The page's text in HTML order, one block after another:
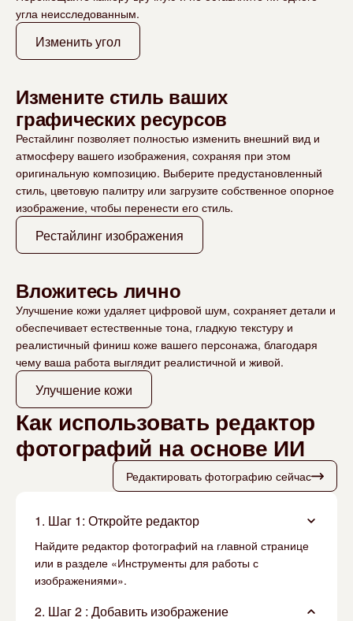
угла неисследованным.
Изменить угол
Измените стиль ваших
графических ресурсов
Рестайлинг позволяет полностью изменить внешний вид и
атмосферу вашего изображения, сохраняя при этом
оригинальную композицию. Выберите предустановленный
стиль, цветовую палитру или загрузите собственное опорное
изображение, чтобы перенести его стиль.
Рестайлинг изображения
Вложитесь лично
Улучшение кожи удаляет цифровой шум, сохраняет детали и
обеспечивает естественные тона, гладкую текстуру и
реалистичный финиш коже вашего персонажа, благодаря
чему ваша работа выглядит реалистичной и живой.
Улучшение кожи
Как использовать редактор
фотографий на основе ИИ
Редактировать фотографию сейчас
1. Шаг 1: Откройте редактор
Найдите редактор фотографий на главной странице
или в разделе «Инструменты для работы с
изображениями».
2. Шаг 2 : Добавить изображение